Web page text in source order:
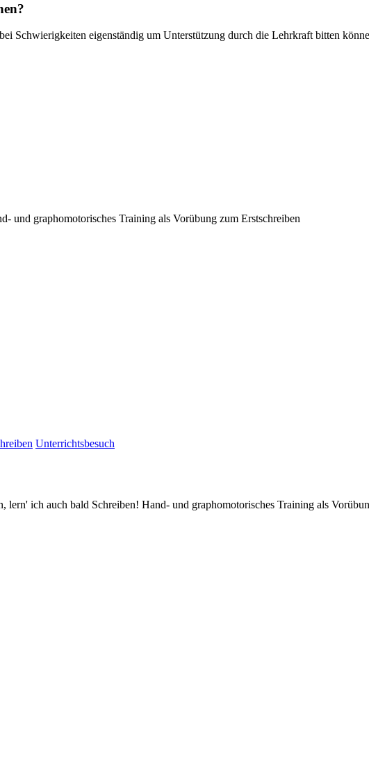
Schwierigkeiten eigenständig um Unterstützung durch die Lehrkraft bitten
und graphomotorisches Training als Vorübung zum Erstschreiben
Unterrichtsbesuch
lern' ich auch bald Schreiben! Hand- und graphomotorisches Training als